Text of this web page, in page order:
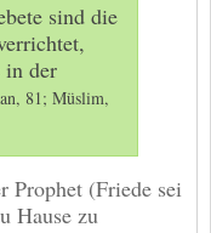
sind die
in der
81; Müslim,
Prophet (Friede sei
Hause zu